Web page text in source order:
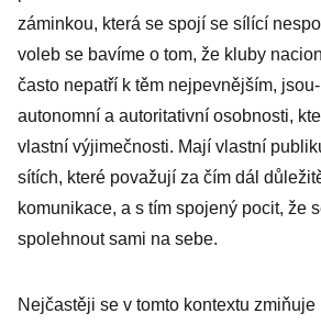
záminkou, která se spojí se sílící
voleb se bavíme o tom, že kluby
často nepatří k těm nejpevnějším,
autonomní a autoritativní osobnosti,
vlastní výjimečnosti. Mají vlastní
sítích, které považují za čím dál
komunikace, a s tím spojený pocit, že
spolehnout sami na sebe.
Nejčastěji se v tomto kontextu zmiňuje